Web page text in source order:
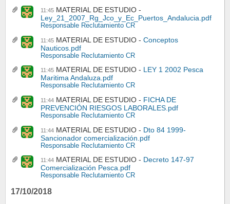
11:45 MATERIAL DE ESTUDIO
Ley_21_2007_Rg_Jco_y_Ec_Puertos_Andalucia.pdf
Responsable Reclutamiento CR
11:45 MATERIAL DE ESTUDIO
Conceptos
Nauticos.pdf
Responsable Reclutamiento CR
11:45 MATERIAL DE ESTUDIO
LEY 1 2002 Pesca
Maritima Andaluza.pdf
Responsable Reclutamiento CR
11:44 MATERIAL DE ESTUDIO
FICHA DE
PREVENCIÓN RIESGOS LABORALES.pdf
Responsable Reclutamiento CR
11:44 MATERIAL DE ESTUDIO
Dto 84 1999-
Sancionador comercialización.pdf
Responsable Reclutamiento CR
11:44 MATERIAL DE ESTUDIO
Decreto 147-97
Comercialización Pesca.pdf
Responsable Reclutamiento CR
17/10/2018